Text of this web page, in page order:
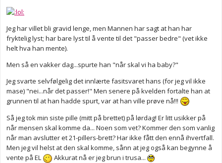
Jeg har villet bli gravid lenge, men Mannen har sagt at han har
fryktelig lyst; har bare lyst til å vente til det "passer bedre" (vet ikke
helt hva han mente).
Men så en vakker dag...spurte han "når skal vi ha baby?"
Jeg svarte selvfølgelig det innlærte fasitsvaret hans (for jeg vil ikke
mase) "nei...når det passer!" Men senere på kvelden fortalte han at
grunnen til at han hadde spurt, var at han ville prøve nå!!!
Så jeg tok min siste pille (mitt på brettet) på lørdag! Er litt usikker på
når mensen skal komme da... Noen som vet? Kommer den som vanlig
når man avslutter et 21-pillers-brett? Har ikke fått den ennå ihvertfall.
Men jeg vil helst at den skal komme, sånn at jeg også kan begynne å
vente på EL
Akkurat nå er jeg brun i trusa...